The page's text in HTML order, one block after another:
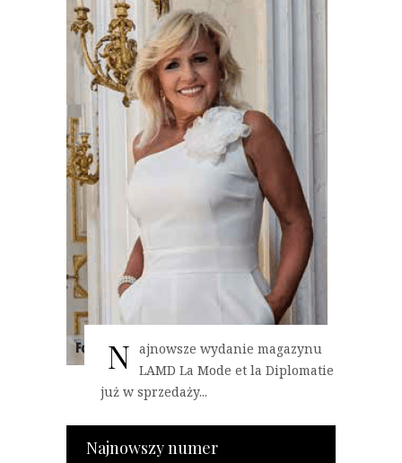
N ajnowsze wydanie magazynu
LAMD La Mode et la Diplomatie
już w sprzedaży...
Najnowszy numer